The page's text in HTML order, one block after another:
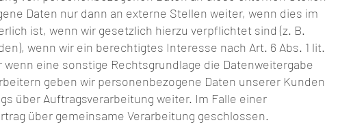
Daten nur dann an externe Stellen weiter, wenn dies im
ist, wenn wir gesetzlich hierzu verpflichtet sind (z. B.
wenn wir ein berechtigtes Interesse nach Art. 6 Abs. 1 lit.
wenn eine sonstige Rechtsgrundlage die Datenweitergabe
geben wir personenbezogene Daten unserer Kunden
über Auftragsverarbeitung weiter. Im Falle einer
über gemeinsame Verarbeitung geschlossen.